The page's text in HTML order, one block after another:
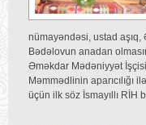
nümayəndəsi, ustad
Bədəlovun anadan
Əməkdar Mədəniyyət
Məmmədlinin aparıcılığı
üçün ilk söz İsmayıllı RİH